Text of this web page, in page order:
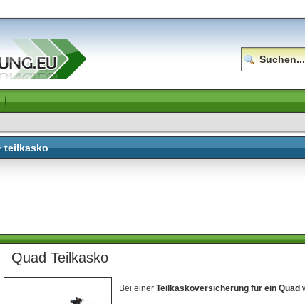
teilkasko
Quad Teilkasko
Bei einer Teilkaskoversicherung für ein Quad